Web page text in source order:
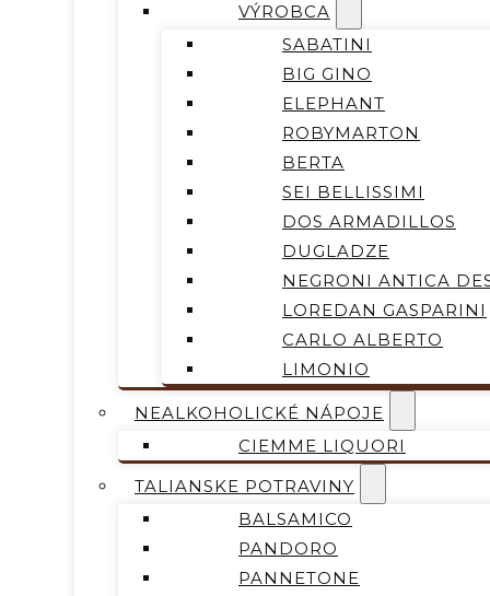
VÝROBCA
SABATINI
BIG GINO
ELEPHANT
ROBYMARTON
BERTA
SEI BELLISSIMI
DOS ARMADILLOS
DUGLADZE
NEGRONI ANTICA
LOREDAN GASPARINI
CARLO ALBERTO
LIMONIO
NEALKOHOLICKÉ NÁPOJE
CIEMME LIQUORI
TALIANSKE POTRAVINY
BALSAMICO
PANDORO
PANNETONE